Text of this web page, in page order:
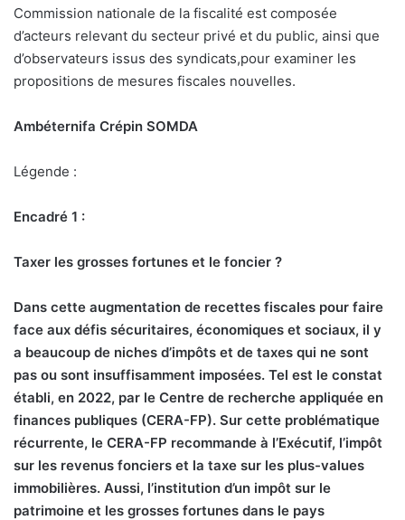
Commission nationale de la fiscalité est composée
d’acteurs relevant du secteur privé et du public, ainsi que
d’observateurs issus des syndicats,pour examiner les
propositions de mesures fiscales nouvelles.
Ambéternifa Crépin SOMDA
Légende :
Encadré 1 :
Taxer les grosses fortunes et le foncier ?
Dans cette augmentation de recettes fiscales pour faire
face aux défis sécuritaires, économiques et sociaux, il y
a beaucoup de niches d’impôts et de taxes qui ne sont
pas ou sont insuffisamment imposées. Tel est le constat
établi, en 2022, par le Centre de recherche appliquée en
finances publiques (CERA-FP). Sur cette problématique
récurrente, le CERA-FP recommande à l’Exécutif, l’impôt
sur les revenus fonciers et la taxe sur les plus-values
immobilières. Aussi, l’institution d’un impôt sur le
patrimoine et les grosses fortunes dans le pays